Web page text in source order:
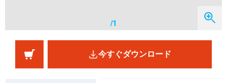
/1
今すぐダウンロード